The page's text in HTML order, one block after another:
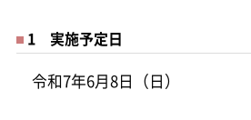
1 実施予定日
令和7年6月8日（日）